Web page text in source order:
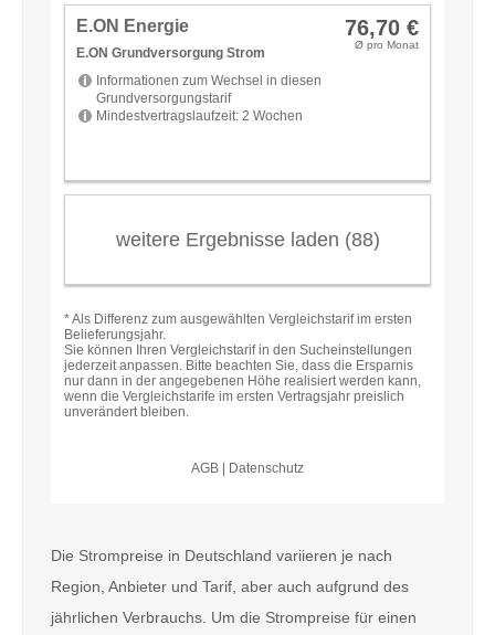
Die Strompreise in Deutschland variieren je nach
Region, Anbieter und Tarif, aber auch aufgrund des
jährlichen Verbrauchs. Um die Strompreise für einen